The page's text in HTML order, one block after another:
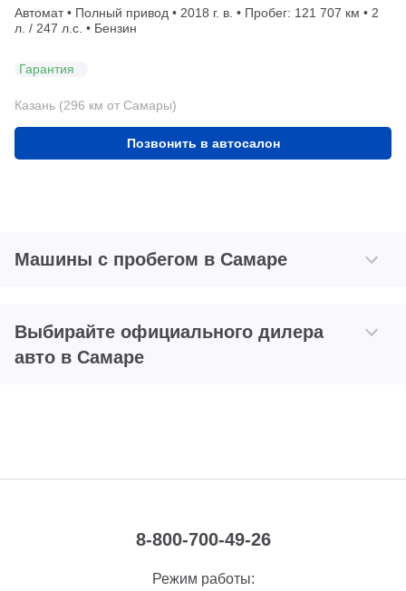
Автомат • Полный привод • 2018 г. в. • Пробег: 121 707 км • 2
л. / 247 л.с. • Бензин
Гарантия
Казань (296 км от Самары)
Позвонить в автосалон
Машины с пробегом в Самаре
Выбирайте официального дилера
авто в Самаре
8-800-700-49-26
Режим работы: